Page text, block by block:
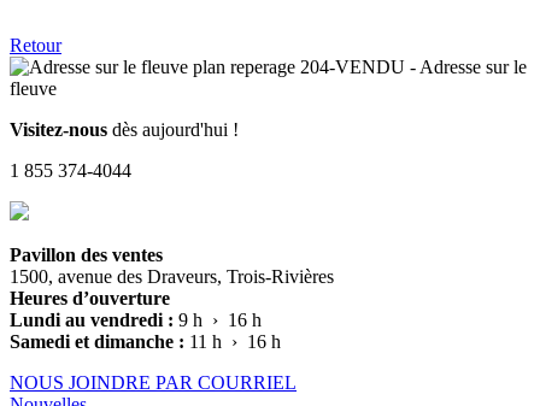
Retour
Visitez-nous dès aujourd'hui !
1 855 374-4044
Pavillon des ventes
1500, avenue des Draveurs, Trois-Rivières
Heures d’ouverture
Lundi au vendredi : 9 h › 16 h
Samedi et dimanche : 11 h › 16 h
NOUS JOINDRE PAR COURRIEL